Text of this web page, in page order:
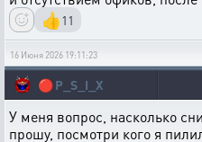
👍11
16 Июня 2026 19:11:23
🔴P_S_I_X
У меня вопрос, насколько
прошу, посмотри кого я